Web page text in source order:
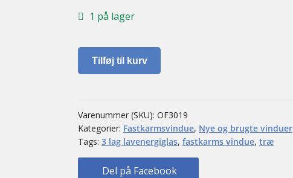
1 på lager
Fastkarms
vindue
Tilføj til kurv
Varenummer (SKU): OF3019
Kategorier: Fastkarmsvindue, Nye og brugte vinduer
Tags: 3 lag lavenergiglas, fastkarms vindue, træ
Del på Facebook